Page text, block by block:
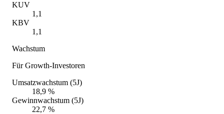
KUV
1,1
KBV
1,1
Wachstum
Für Growth-Investoren
Umsatzwachstum (5J)
18,9 %
Gewinnwachstum (5J)
22,7 %